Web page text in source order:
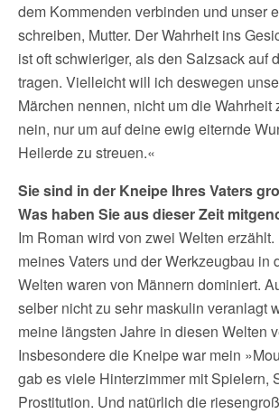
dem Kommenden verbinden und unser
schreiben, Mutter. Der Wahrheit ins
ist oft schwieriger, als den Salzsack auf
tragen. Vielleicht will ich deswegen
Märchen nennen, nicht um die Wahrheit
nein, nur um auf deine ewig eiternde
Heilerde zu streuen.«
Sie sind in der Kneipe Ihres Vaters
Was haben Sie aus dieser Zeit
Im Roman wird von zwei Welten
meines Vaters und der Werkzeugbau in
Welten waren von Männern dominiert.
selber nicht zu sehr maskulin veranlagt
meine längsten Jahre in diesen Welten
Insbesondere die Kneipe war mein
gab es viele Hinterzimmer mit Spielern,
Prostitution. Und natürlich die